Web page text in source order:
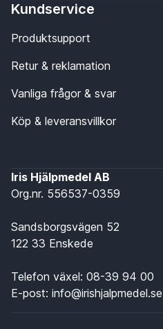
Kundservice
Produktsupport
Retur & reklamation
Vanliga frågor & svar
Köp & leveransvillkor
Iris Hjälpmedel AB
Org.nr. 556537-0359
Sandsborgsvägen 52
122 33 Enskede
Telefon växel: 08-39 94 00
E-post: info@irishjalpmedel.se